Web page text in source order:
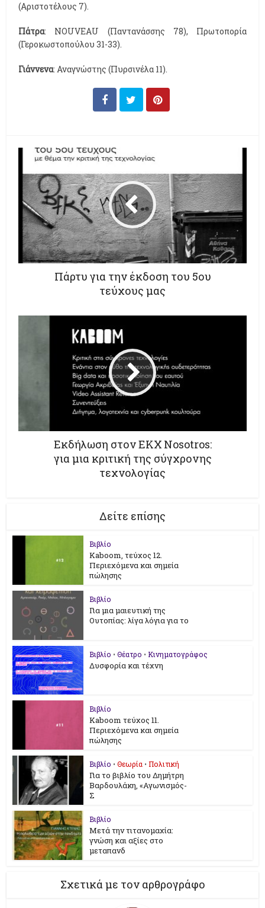
(Αριστοτέλους 7).
Πάτρα: NOUVEAU (Παντανάσσης 78), Πρωτοπορία
(Γεροκωστοπούλου 31-33).
Γιάννενα: Αναγνώστης (Πυρσινέλα 11).
Πάρτυ για την έκδοση του 5ου
τεύχους μας
Εκδήλωση στον ΕΚΧ Nosotros:
για μια κριτική της σύγχρονης
τεχνολογίας
Δείτε επίσης
Βιβλίο
Kaboom, τεύχος 12.
Περιεχόμενα και σημεία
πώλησης
Βιβλίο
Για μια μαιευτική της
Ουτοπίας: λίγα λόγια για το
Βιβλίο • Θέατρο • Κινηματογράφος
Δυσφορία και τέχνη
Βιβλίο
Kaboom τεύχος 11.
Περιεχόμενα και σημεία
πώλησης
Βιβλίο • Θεωρία • Πολιτική
Για το βιβλίο του Δημήτρη
Βαρδουλάκη, «Αγωνισμός-
Σ
Βιβλίο
Μετά την τιτανομαχία:
γνώση και αξίες στο
μεταπανδ
Σχετικά με τον αρθρογράφο